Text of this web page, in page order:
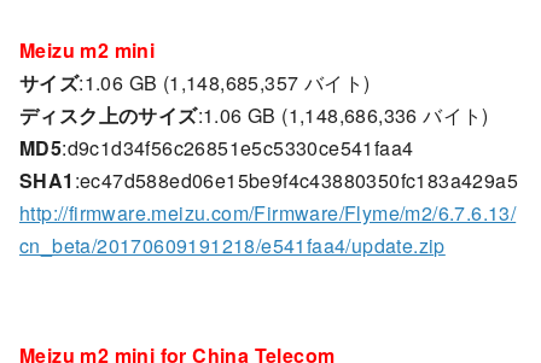
Meizu m2 mini
サイズ:1.06 GB (1,148,685,357 バイト)
ディスク上のサイズ:1.06 GB (1,148,686,336 バイト)
MD5:d9c1d34f56c26851e5c5330ce541faa4
SHA1 :ec47d588ed06e15be9f4c43880350fc183a429a5
http://firmware.meizu.com/Firmware/Flyme/m2/6.7.6.13/
cn_beta/20170609191218/e541faa4/update.zip
Meizu m2 mini for China Telecom